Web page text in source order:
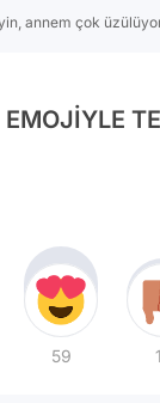
annem çok
EMOJİYLE
59